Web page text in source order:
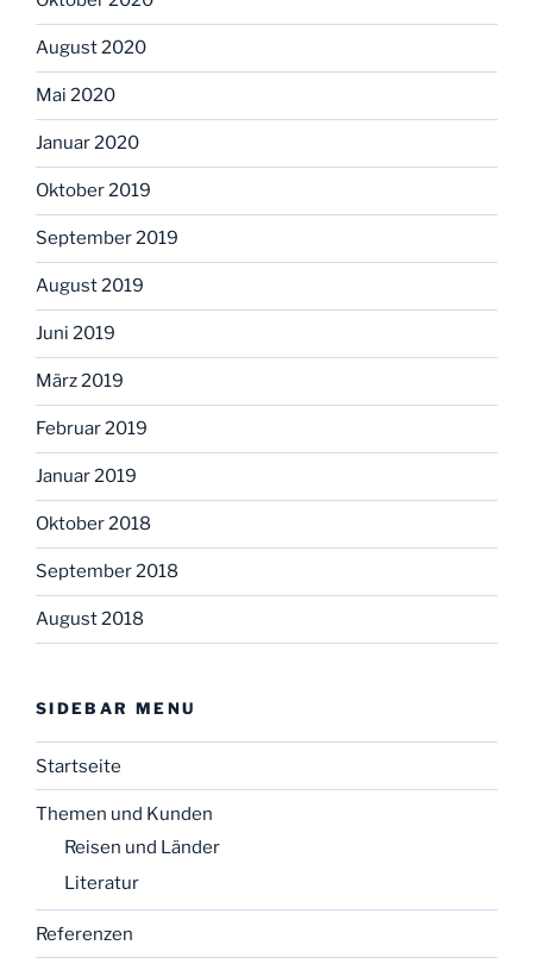
August 2020
Mai 2020
Januar 2020
Oktober 2019
September 2019
August 2019
Juni 2019
März 2019
Februar 2019
Januar 2019
Oktober 2018
September 2018
August 2018
SIDEBAR MENU
Startseite
Themen und Kunden
Reisen und Länder
Literatur
Referenzen